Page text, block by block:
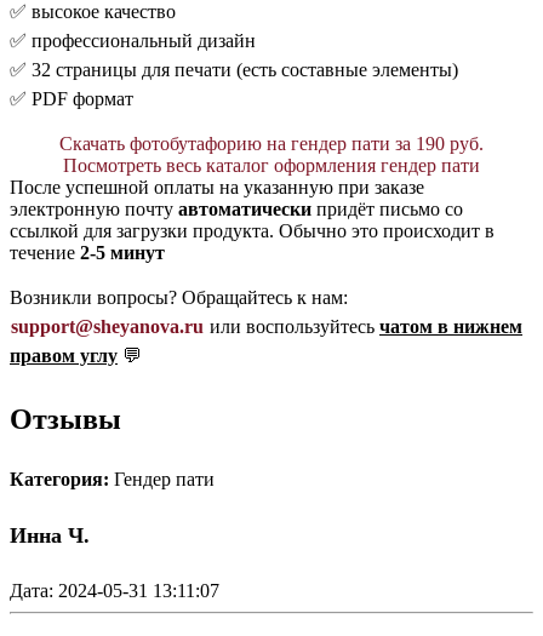
✅ высокое качество
✅ профессиональный дизайн
✅ 32 страницы для печати (есть составные элементы)
✅ PDF формат
Скачать фотобутафорию на гендер пати за 190 руб.
Посмотреть весь каталог оформления гендер пати
После успешной оплаты на указанную при заказе
электронную почту автоматически придёт письмо со
ссылкой для загрузки продукта. Обычно это происходит в
течение 2-5 минут
Возникли вопросы? Обращайтесь к нам:
support@sheyanova.ru или воспользуйтесь чатом в нижнем
правом углу 💬
Отзывы
Категория: Гендер пати
Инна Ч.
Дата: 2024-05-31 13:11:07